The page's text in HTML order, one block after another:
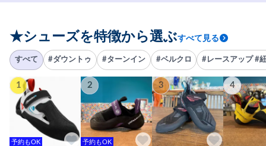
★シューズを特徴から選ぶすべて見る
すべて #ダウントゥ #ターンイン #ベルクロ #レースアップ #
1
予約もOK
2
予約もOK
3 4